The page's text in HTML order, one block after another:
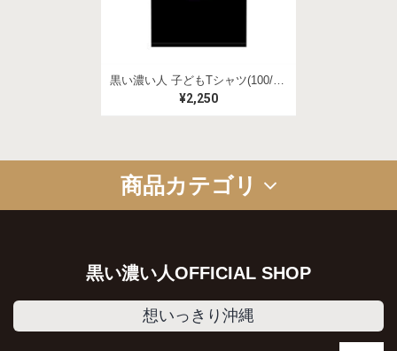
¥2,250
商品カテゴリ
グッズ お菓子 食品 アルコール
黒い濃い人OFFICIAL SHOP
想いっきり沖縄